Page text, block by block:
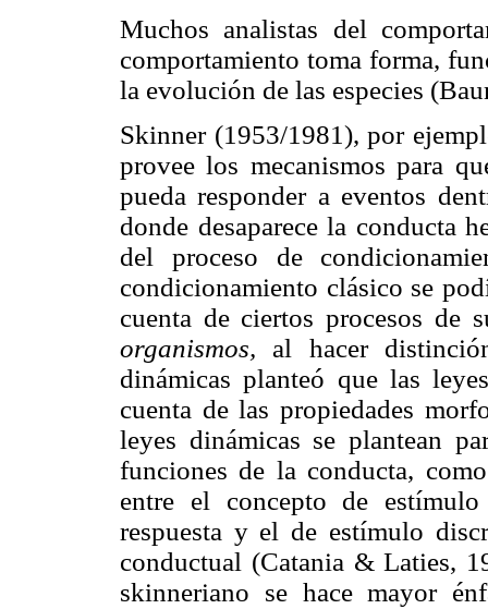
Muchos analistas del
comportamiento toma forma,
la evolución de las especies
Skinner (1953/1981), por
provee los mecanismos para
pueda responder a eventos
donde desaparece la conducta
del proceso de
condicionamiento clásico se
cuenta de ciertos procesos de
organismos, al hacer
dinámicas planteó que las
cuenta de las propiedades
leyes dinámicas se plantean
funciones de la conducta,
entre el concepto de
respuesta y el de estímulo
conductual (Catania & Laties,
skinneriano se hace mayor